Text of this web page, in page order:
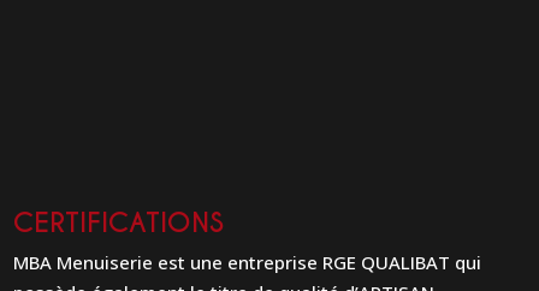
CERTIFICATIONS
MBA Menuiserie est une entreprise RGE QUALIBAT qui